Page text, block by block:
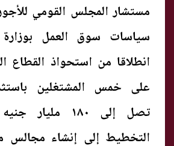
مستشار المجلس القومي
سياسات سوق العمل
انطلاقا من استحواذ القطاع
على خمس المشتغلين
تصل إلى ١٨٠
التخطيط إلى إنشاء مجالس